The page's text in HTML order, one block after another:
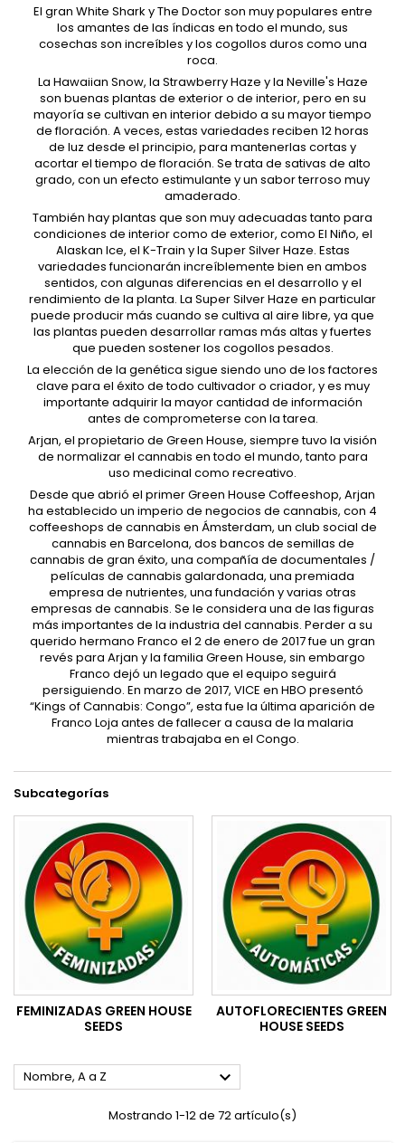
El gran White Shark y The Doctor son muy populares entre
los amantes de las índicas en todo el mundo, sus
cosechas son increíbles y los cogollos duros como una
roca.
La Hawaiian Snow, la Strawberry Haze y la Neville's Haze
son buenas plantas de exterior o de interior, pero en su
mayoría se cultivan en interior debido a su mayor tiempo
de floración. A veces, estas variedades reciben 12 horas
de luz desde el principio, para mantenerlas cortas y
acortar el tiempo de floración. Se trata de sativas de alto
grado, con un efecto estimulante y un sabor terroso muy
amaderado.
También hay plantas que son muy adecuadas tanto para
condiciones de interior como de exterior, como El Niño, el
Alaskan Ice, el K-Train y la Super Silver Haze. Estas
variedades funcionarán increíblemente bien en ambos
sentidos, con algunas diferencias en el desarrollo y el
rendimiento de la planta. La Super Silver Haze en particular
puede producir más cuando se cultiva al aire libre, ya que
las plantas pueden desarrollar ramas más altas y fuertes
que pueden sostener los cogollos pesados.
La elección de la genética sigue siendo uno de los factores
clave para el éxito de todo cultivador o criador, y es muy
importante adquirir la mayor cantidad de información
antes de comprometerse con la tarea.
Arjan, el propietario de Green House, siempre tuvo la visión
de normalizar el cannabis en todo el mundo, tanto para
uso medicinal como recreativo.
Desde que abrió el primer Green House Coffeeshop, Arjan
ha establecido un imperio de negocios de cannabis, con 4
coffeeshops de cannabis en Ámsterdam, un club social de
cannabis en Barcelona, ​​dos bancos de semillas de
cannabis de gran éxito, una compañía de documentales /
películas de cannabis galardonada, una premiada
empresa de nutrientes, una fundación y varias otras
empresas de cannabis. Se le considera una de las figuras
más importantes de la industria del cannabis. Perder a su
querido hermano Franco el 2 de enero de 2017 fue un gran
revés para Arjan y la familia Green House, sin embargo
Franco dejó un legado que el equipo seguirá
persiguiendo. En marzo de 2017, VICE en HBO presentó
“Kings of Cannabis: Congo”, esta fue la última aparición de
Franco Loja antes de fallecer a causa de la malaria
mientras trabajaba en el Congo.
Subcategorías
FEMINIZADAS GREEN HOUSE
SEEDS
AUTOFLORECIENTES GREEN
HOUSE SEEDS
Nombre, A a Z 
Mostrando 1-12 de 72 artículo(s)